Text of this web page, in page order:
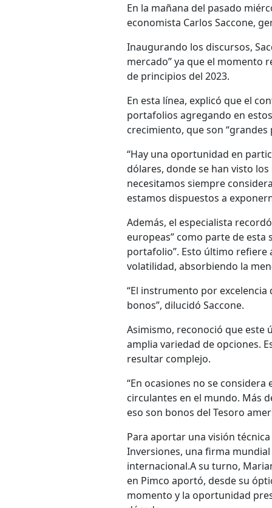
En la mañana del pasado
economista Carlos Saccone,
Inaugurando los discursos,
mercado” ya que el momento
de principios del 2023.
En esta línea, explicó que el
portafolios agregando en
crecimiento, que son
“Hay una oportunidad en
dólares, donde se han visto
necesitamos siempre
estamos dispuestos a
Además, el especialista
europeas” como parte de
portafolio”. Esto último
volatilidad, absorbiendo la
“El instrumento por
bonos”, dilucidó Saccone.
Asimismo, reconoció que este
amplia variedad de opciones.
resultar complejo.
“En ocasiones no se
circulantes en el mundo. Más
eso son bonos del Tesoro
Para aportar una visión
Inversiones, una firma
internacional.A su turno,
en Pimco aportó, desde su
momento y la oportunidad